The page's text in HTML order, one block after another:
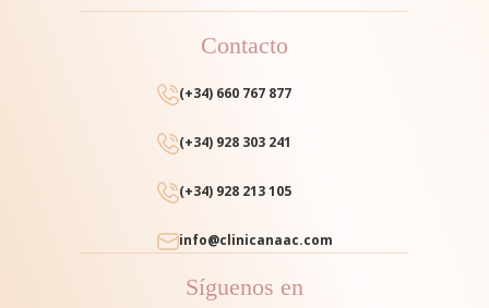
Contacto
(+34) 660 767 877
(+34) 928 303 241
(+34) 928 213 105
info@clinicanaac.com
Síguenos en